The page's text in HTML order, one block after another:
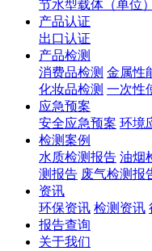
节水型载体（单位
产品认证
出口认证
产品检测
消费品检测 金属性
化妆品检测 一次性
应急预案
安全应急预案 环境
检测案例
水质检测报告 油烟
测报告 废气检测报
资讯
环保资讯 检测资讯
报告查询
关于我们